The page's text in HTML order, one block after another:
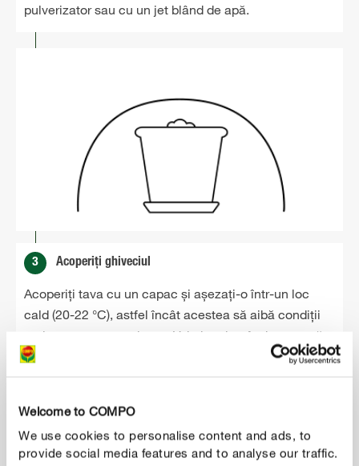
Welcome to COMPO
We use cookies to personalise content and ads, to
provide social media features and to analyse our traffic.
pulverizator sau cu un jet blând de apă.
3 Acoperiți ghiveciul
Acoperiți tava cu un capac și așezați-o într-un loc
cald (20-22 °C), astfel încât acestea să aibă condiții
optime pentru germinare. Udați puțin când se usucă
pământul